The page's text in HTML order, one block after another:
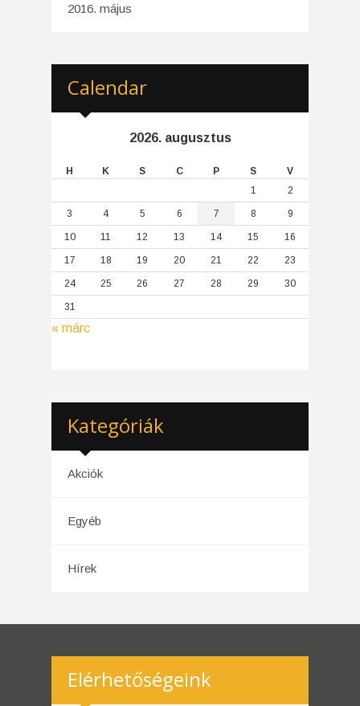
2016. május
Calendar
2026. augusztus
H K S C P S
V
1
2
3 4 5 6 7 8 9
10 11 12 13 14 15 16
17 18 19 20 21 22 23
24 25 26 27 28 29 30
31
« márc
Kategóriák
Akciók
Egyéb
Hírek
Elérhetőségeink